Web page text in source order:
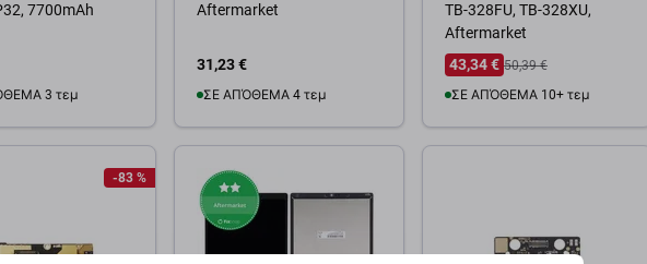
7700mAh
3 τεμ
Aftermarket
31,23 €
ΣΕ ΑΠΌΘΕΜΑ 4 τεμ
TB-328FU, TB-328XU,
Aftermarket
43,34 € 50,39 €
ΣΕ ΑΠΌΘΕΜΑ 10+ τεμ
-83 %